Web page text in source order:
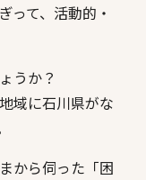
って、活動的・
うか？
域に石川県がな
から伺った「困